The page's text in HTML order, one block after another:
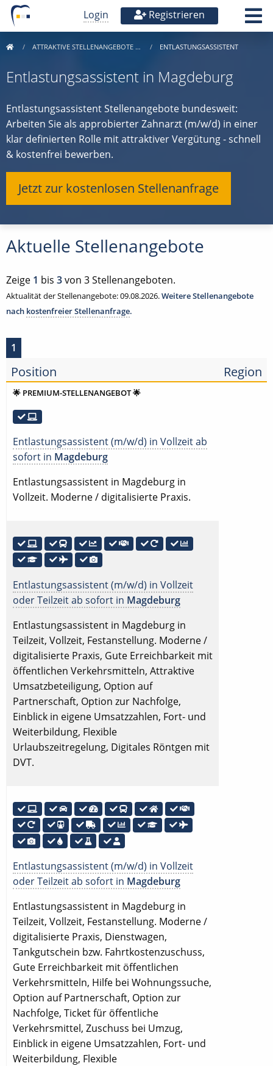
Login Registrieren
ATTRAKTIVE STELLENANGEBOTE … ENTLASTUNGSASSISTENT
Entlastungsassistent in Magdeburg
Entlastungsassistent Stellenangebote bundesweit:
Arbeiten Sie als approbierter Zahnarzt (m/w/d) in einer
klar definierten Rolle mit attraktiver Vergütung - schnell
& kostenfrei bewerben.
Jetzt zur kostenlosen Stellenanfrage
Aktuelle Stellenangebote
Zeige 1 bis 3von 3 Stellenangeboten.
Aktualität der Stellenangebote: 09.08.2026.Weitere Stellenangebote
nach kostenfreier Stellenanfrage.
1
Position Region
🌟 PREMIUM-STELLENANGEBOT 🌟
Entlastungsassistent (m/w/d) in Vollzeit ab
sofort in Magdeburg
Entlastungsassistent in Magdeburg in
Vollzeit. Moderne / digitalisierte Praxis.
Entlastungsassistent (m/w/d) in Vollzeit
oder Teilzeit ab sofort in Magdeburg
Entlastungsassistent in Magdeburg in
Teilzeit, Vollzeit, Festanstellung. Moderne /
digitalisierte Praxis, Gute Erreichbarkeit mit
öffentlichen Verkehrsmitteln, Attraktive
Umsatzbeteiligung, Option auf
Partnerschaft, Option zur Nachfolge,
Einblick in eigene Umsatzzahlen, Fort- und
Weiterbildung, Flexible
Urlaubszeitregelung, Digitales Röntgen mit
DVT.
Entlastungsassistent (m/w/d) in Vollzeit
oder Teilzeit ab sofort in Magdeburg
Entlastungsassistent in Magdeburg in
Teilzeit, Vollzeit, Festanstellung. Moderne /
digitalisierte Praxis, Dienstwagen,
Tankgutschein bzw. Fahrtkostenzuschuss,
Gute Erreichbarkeit mit öffentlichen
Verkehrsmitteln, Hilfe bei Wohnungssuche,
Option auf Partnerschaft, Option zur
Nachfolge, Ticket für öffentliche
Verkehrsmittel, Zuschuss bei Umzug,
Einblick in eigene Umsatzzahlen, Fort- und
Weiterbildung, Flexible